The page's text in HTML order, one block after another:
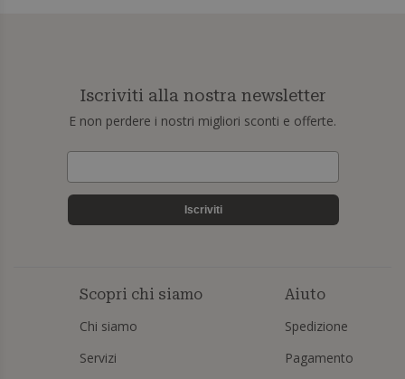
Iscriviti alla nostra newsletter
E non perdere i nostri migliori sconti e offerte.
Iscriviti
Scopri chi siamo
Chi siamo
Servizi
Aiuto
Spedizione
Pagamento